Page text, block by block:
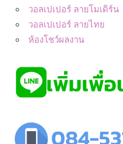
วอลเปเปอร์ ลายโมเดิร์น
วอลเปเปอร์ ลายไทย
ห้องโชว์ผลงาน